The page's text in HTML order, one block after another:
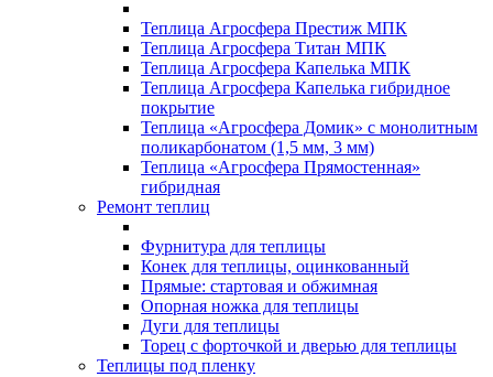
Теплица Агросфера Престиж МПК
Теплица Агросфера Титан МПК
Теплица Агросфера Капелька МПК
Теплица Агросфера Капелька гибридное
покрытие
Теплица «Агросфера Домик» с монолитным
поликарбонатом (1,5 мм, 3 мм)
Теплица «Агросфера Прямостенная»
гибридная
Ремонт теплиц
Фурнитура для теплицы
Конек для теплицы, оцинкованный
Прямые: стартовая и обжимная
Опорная ножка для теплицы
Дуги для теплицы
Торец с форточкой и дверью для теплицы
Теплицы под пленку